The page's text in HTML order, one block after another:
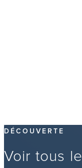
DÉCOUVERTE
Voir tous